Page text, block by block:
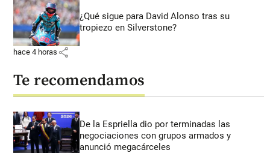
¿Qué sigue para David Alonso tras su
tropiezo en Silverstone?
hace 4 horas share
Te recomendamos
De la Espriella dio por terminadas las
negociaciones con grupos armados y
anunció megacárceles